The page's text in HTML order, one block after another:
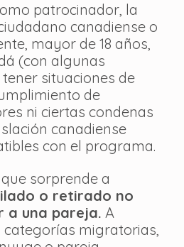
patrocinador, la
canadiense o
mayor de 18 años,
(con algunas
situaciones de
de
ni ciertas condenas
canadiense
con el programa.
sorprende a
o retirado no
a una pareja. A
categorías migratorias,